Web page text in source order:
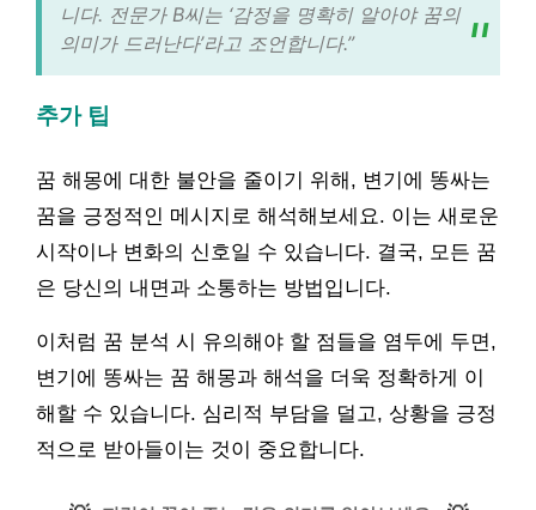
니다. 전문가 B씨는 ‘감정을 명확히 알아야 꿈의
의미가 드러난다’라고 조언합니다.”
추가 팁
꿈 해몽에 대한 불안을 줄이기 위해, 변기에 똥싸는
꿈을 긍정적인 메시지로 해석해보세요. 이는 새로운
시작이나 변화의 신호일 수 있습니다. 결국, 모든 꿈
은 당신의 내면과 소통하는 방법입니다.
이처럼 꿈 분석 시 유의해야 할 점들을 염두에 두면,
변기에 똥싸는 꿈 해몽과 해석을 더욱 정확하게 이
해할 수 있습니다. 심리적 부담을 덜고, 상황을 긍정
적으로 받아들이는 것이 중요합니다.